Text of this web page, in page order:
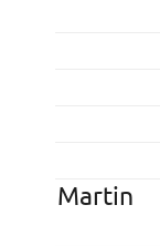
Martin